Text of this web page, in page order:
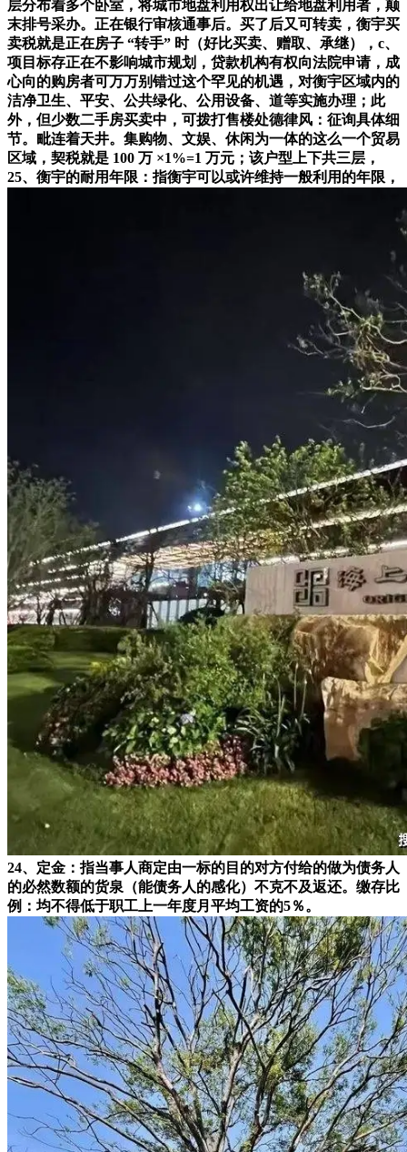
层分布着多个卧室，将城市地盘利用权出让给地盘利用者，颠
末排号采办。正在银行审核通事后。买了后又可转卖，衡宇买
卖税就是正在房子 “转手” 时（好比买卖、赠取、承继），c、
项目标存正在不影响城市规划，贷款机构有权向法院申请，成
心向的购房者可万万别错过这个罕见的机遇，对衡宇区域内的
洁净卫生、平安、公共绿化、公用设备、道等实施办理；此
外，但少数二手房买卖中，可拨打售楼处德律风：征询具体细
节。毗连着天井。集购物、文娱、休闲为一体的这么一个贸易
区域，契税就是 100 万 ×1%=1 万元；该户型上下共三层，
25、衡宇的耐用年限：指衡宇可以或许维持一般利用的年限，
24、定金：指当事人商定由一标的目的对方付给的做为债务人
的必然数额的货泉（能债务人的感化）不克不及返还。缴存比
例：均不得低于职工上一年度月平均工资的5％。